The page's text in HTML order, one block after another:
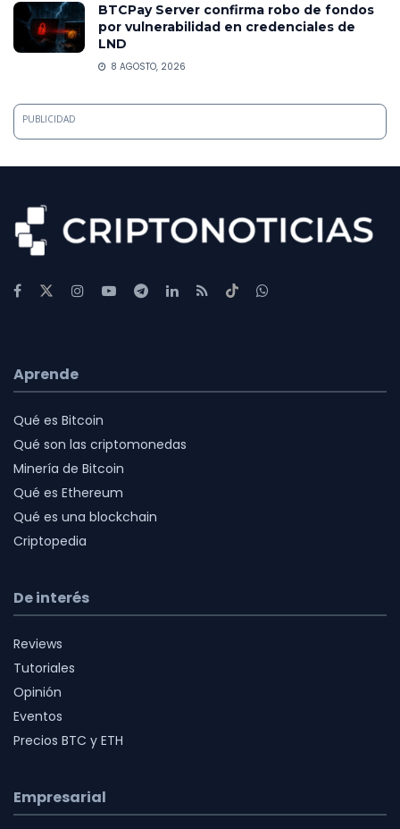
BTCPay Server confirma robo de fondos
por vulnerabilidad en credenciales de
LND
8 AGOSTO, 2026
PUBLICIDAD
Aprende
Qué es Bitcoin
Qué son las criptomonedas
Minería de Bitcoin
Qué es Ethereum
Qué es una blockchain
Criptopedia
De interés
Reviews
Tutoriales
Opinión
Eventos
Precios BTC y ETH
Empresarial